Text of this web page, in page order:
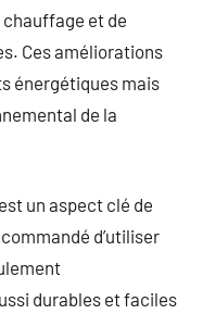
chauffage et de
Ces améliorations
énergétiques mais
de la
un aspect clé de
d’utiliser
durables et faciles